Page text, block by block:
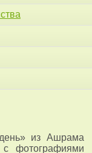
из Ашрама
фотографиями